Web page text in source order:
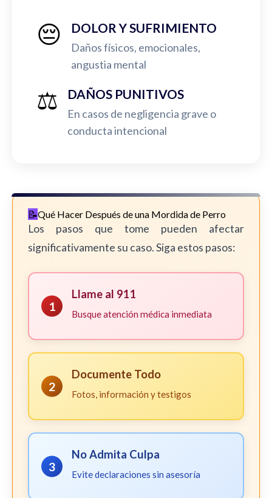
😔 DOLOR Y SUFRIMIENTO
Daños físicos, emocionales,
angustia mental
⚖️ DAÑOS PUNITIVOS
En casos de negligencia grave o
conducta intencional
Qué Hacer Después de una Mordida de Perro
Los pasos que tome pueden afectar
significativamente su caso. Siga estos pasos:
1
Llame al 911
Busque atención médica inmediata
2
Documente Todo
Fotos, información y testigos
3
No Admita Culpa
Evite declaraciones sin asesoría